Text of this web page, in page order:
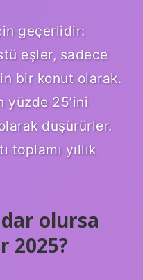
geçerlidir:
eşler, sadece
bir konut olarak.
yüzde 25’ini
düşürürler.
toplamı yıllık
olursa
2025?